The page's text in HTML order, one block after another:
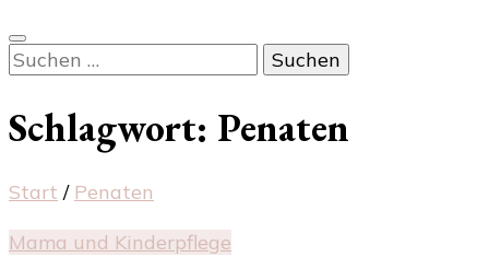
Suchen
nach:
Schlagwort: Penaten
Start / Penaten
Mama und Kinderpflege